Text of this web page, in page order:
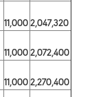
11,0002,047,320
11,0002,072,400
11,0002,270,400